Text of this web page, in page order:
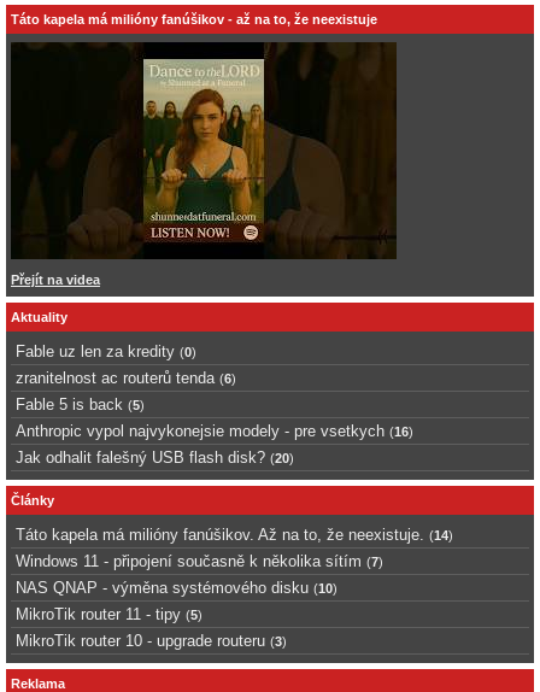
Táto kapela má milióny fanúšikov - až na to, že neexistuje
Přejít na videa
Aktuality
Fable uz len za kredity (0)
zranitelnost ac routerů tenda (6)
Fable 5 is back (5)
Anthropic vypol najvykonejsie modely - pre vsetkych (16)
Jak odhalit falešný USB flash disk? (20)
Články
Táto kapela má milióny fanúšikov. Až na to, že neexistuje. (14)
Windows 11 - připojení současně k několika sítím (7)
NAS QNAP - výměna systémového disku (10)
MikroTik router 11 - tipy (5)
MikroTik router 10 - upgrade routeru (3)
Reklama